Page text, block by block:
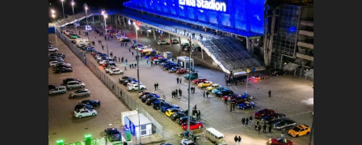
Artykuły